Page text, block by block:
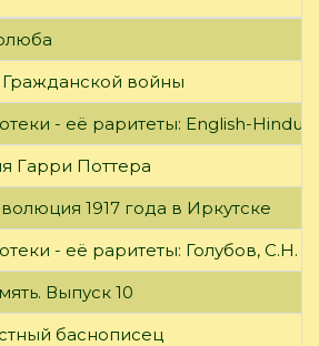
войны
- её раритеты: English-
Гарри Поттера
1917 года в Иркутске
- её раритеты: Голубов, С.Н.
Выпуск 10
баснописец